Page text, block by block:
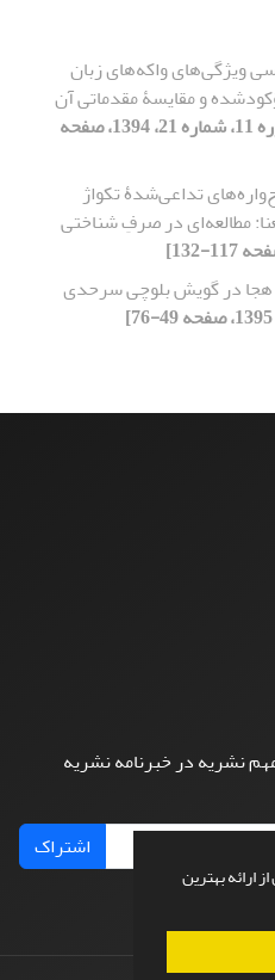
ارائه بهترین
ویژگی‌های واکه‌های زبان
و مقایسۀ مقدماتی آن
[دوره 11، شماره 21، 1394، صفحه
تداعی‌شدۀ تکواژ
مطالعه‌ای در صرفِ شناختی
در گویش بلوچی سرحدی
نشریه در خبرنامه نشریه
اشتراک